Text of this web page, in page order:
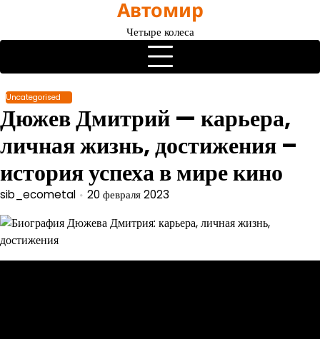
содержимому
Автомир
Четыре колеса
Uncategorised
Дюжев Дмитрий — карьера,
личная жизнь, достижения –
история успеха в мире кино
sib_ecometal 20 февраля 2023